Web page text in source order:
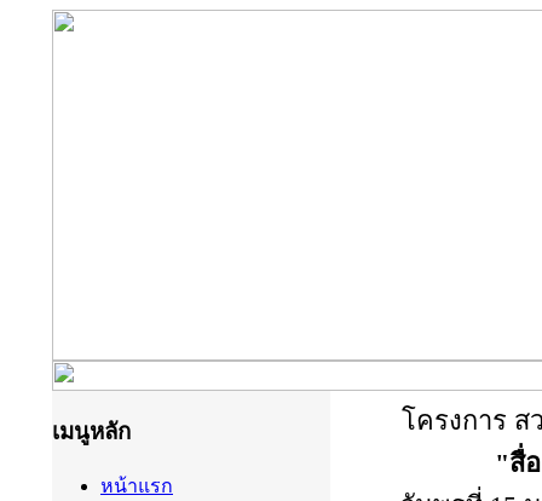
เมนูหลัก
หน้าแรก
โครงการ ส
"สื่